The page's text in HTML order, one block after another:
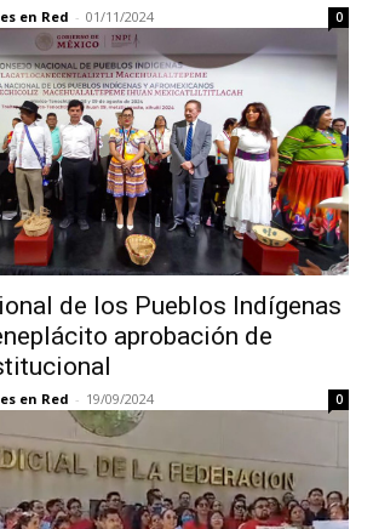
en Red - 01/11/2024 0
de los Pueblos Indígenas
aprobación de
en Red - 19/09/2024 0